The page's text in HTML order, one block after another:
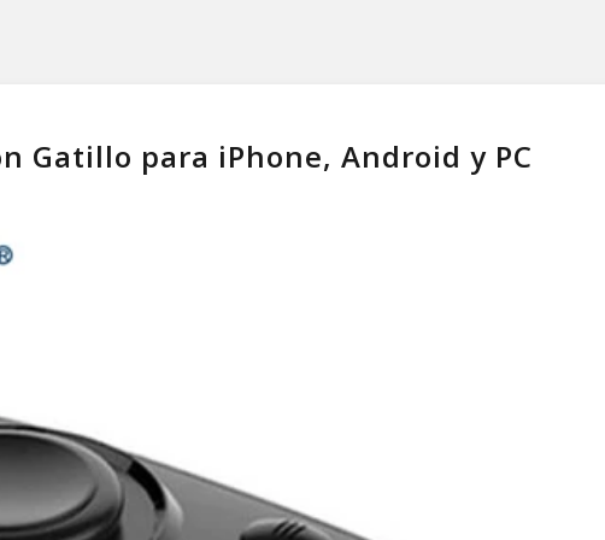
Gatillo para iPhone, Android y PC